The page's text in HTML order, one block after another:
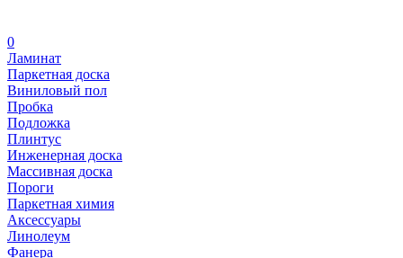
0
Ламинат
Паркетная доска
Виниловый пол
Пробка
Подложка
Плинтус
Инженерная доска
Массивная доска
Пороги
Паркетная химия
Аксессуары
Линолеум
Фанера